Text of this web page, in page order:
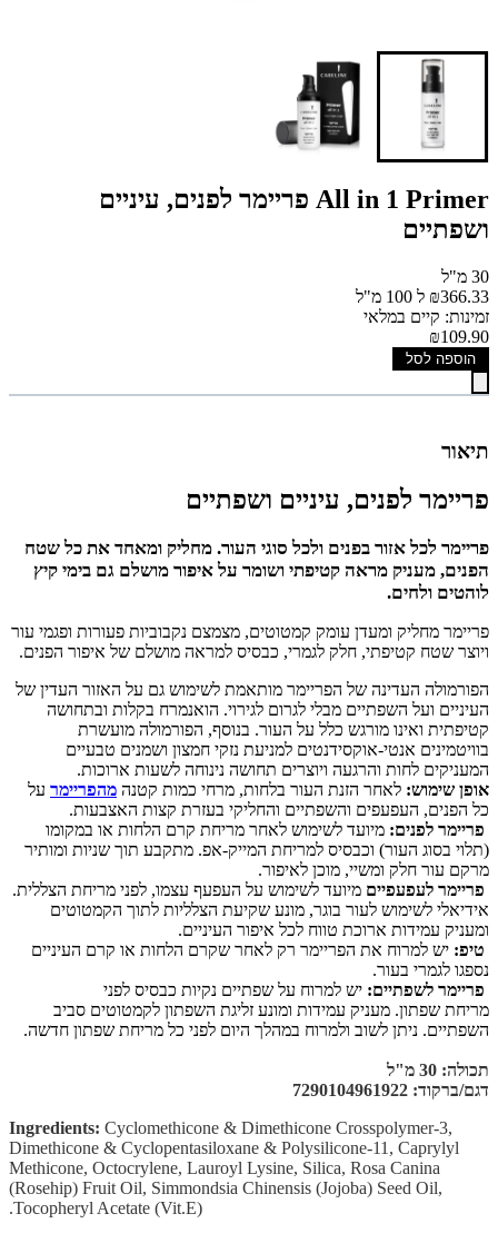
All in 1 Primer פריימר לפנים, עיניים
ושפתיים
30 מ"ל
₪366.33 ל 100 מ"ל
זמינות: קיים במלאי
₪109.90
הוספה לסל
תיאור
פריימר לפנים, עיניים ושפתיים
פריימר לכל אזור בפנים ולכל סוגי העור. מחליק ומאחד את כל שטח
הפנים, מעניק מראה קטיפתי ושומר על איפור מושלם גם בימי קיץ
לוהטים ולחים.
פריימר מחליק ומעדן עומק קמטוטים, מצמצם נקבוביות פעורות ופגמי עור
ויוצר שטח קטיפתי, חלק לגמרי, כבסיס למראה מושלם של איפור הפנים.
הפורמולה העדינה של הפריימר מותאמת לשימוש גם על האזור העדין של
העיניים ועל השפתיים מבלי לגרום לגירוי. הואנמרח בקלות ובתחושה
קטיפתית ואינו מורגש כלל על העור. בנוסף, הפורמולה מועשרת
בוויטמינים אנטי-אוקסידנטים למניעת נזקי חמצון ושמנים טבעיים
המעניקים לחות והרגעה ויוצרים תחושה נינוחה לשעות ארוכות.
אופן שימוש: לאחר הזנת העור בלחות, מרחי כמות קטנה מהפריימר על
כל הפנים, העפעפים והשפתיים והחליקי בעזרת קצות האצבעות.
פריימר לפנים: מיועד לשימוש לאחר מריחת קרם הלחות או במקומו
(תלוי בסוג העור) וכבסיס למריחת המייק-אפ. מתקבע תוך שניות ומותיר
מרקם עור חלק ומשיי, מוכן לאיפור.
פריימר לעפעפיים מיועד לשימוש על העפעף עצמו, לפני מריחת הצללית.
אידיאלי לשימוש לעור בוגר, מונע שקיעת הצלליות לתוך הקמטוטים
ומעניק עמידות ארוכת טווח לכל איפור העיניים.
טיפ: יש למרוח את הפריימר רק לאחר שקרם הלחות או קרם העיניים
נספגו לגמרי בעור.
פריימר לשפתיים: יש למרוח על שפתיים נקיות כבסיס לפני
מריחת שפתון. מעניק עמידות ומונע זליגת השפתון לקמטוטים סביב
השפתיים. ניתן לשוב ולמרוח במהלך היום לפני כל מריחת שפתון חדשה.
תכולה: 30 מ"ל
דגם/ברקוד: 7290104961922
Ingredients: Cyclomethicone & Dimethicone Crosspolymer-3,
Dimethicone & Cyclopentasiloxane & Polysilicone-11, Caprylyl
Methicone, Octocrylene, Lauroyl Lysine, Silica, Rosa Canina
(Rosehip) Fruit Oil, Simmondsia Chinensis (Jojoba) Seed Oil,
Tocopheryl Acetate (Vit.E).